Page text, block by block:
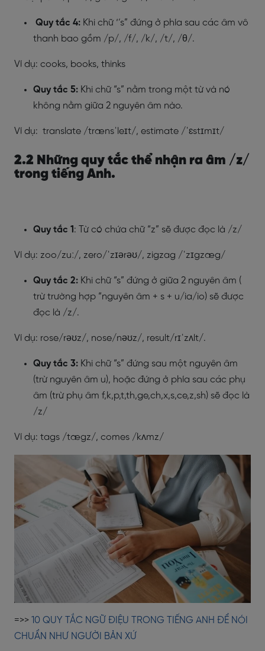
Quy tắc 4: Khi chữ ‘’s” đứng ở phía sau các âm vô
thanh bao gồm /p/, /f/, /k/, /t/, /θ/.
Ví dụ: cooks, books, thinks
Quy tắc 5: Khi chữ “s” nằm trong một từ và nó
không nằm giữa 2 nguyên âm nào.
Ví dụ: translate /trænsˈleɪt/, estimate /ˈɛstɪmɪt/
2.2 Những quy tắc thể nhận ra âm /z/
trong tiếng Anh.
Quy tắc 1 : Từ có chứa chữ “z” sẽ được đọc là /z/
Ví dụ: zoo/zuː/, zero/ˈzɪərəʊ/, zigzag /ˈzɪgzæg/
Quy tắc 2: Khi chữ “s” đứng ở giữa 2 nguyên âm (
trừ trường hợp “nguyên âm + s + u/ia/io) sẽ được
đọc là /z/.
Ví dụ: rose/rəʊz/, nose/nəʊz/, result/rɪˈzʌlt/.
Quy tắc 3: Khi chữ “s” đứng sau một nguyên âm
(trừ nguyên âm u), hoặc đứng ở phía sau các phụ
âm (trừ phụ âm f,k,p,t,th,ge,ch,x,s,ce,z,sh) sẽ đọc là
/z/
Ví dụ: tags /tægz/, comes /kʌmz/
=>> 10 QUY TẮC NGỮ ĐIỆU TRONG TIẾNG ANH ĐỂ NÓI
CHUẨN NHƯ NGƯỜI BẢN XỨ